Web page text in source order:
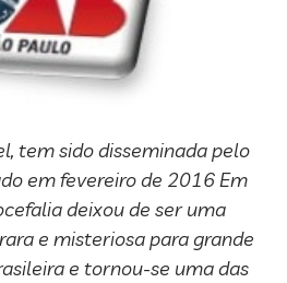
tem sido disseminada pelo
em fevereiro de 2016 Em
deixou de ser uma
e misteriosa para grande
e tornou-se uma das